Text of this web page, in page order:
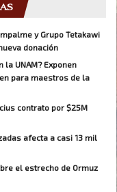
y Grupo Tetakawi
donación
la UNAM? Exponen
para maestros de la
contrato por $25M
afecta a casi 13 mil
el estrecho de Ormuz